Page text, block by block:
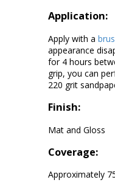
Application:
Apply with a
appearance
for 4 hours
grip, you can
220 grit
Finish:
Mat and Gloss
Coverage:
Approximately